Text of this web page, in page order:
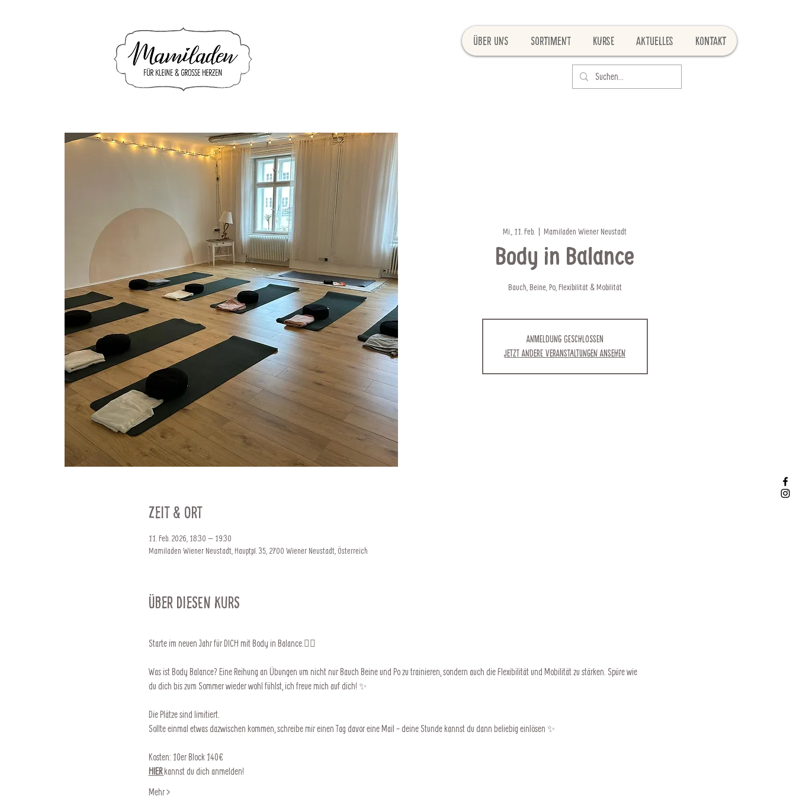
Über uns Sortiment Kurse Aktuelles Kontakt
Mi., 11. Feb.
  |
Mamiladen Wiener Neustadt
Body in Balance
Bauch, Beine, Po, Flexibilität & Mobilität
Anmeldung geschlossen
Jetzt andere Veranstaltungen ansehen
Zeit & Ort
11. Feb. 2026, 18:30 – 19:30
Mamiladen Wiener Neustadt, Hauptpl. 35, 2700 Wiener Neustadt, Österreich
Über diesen Kurs
Starte im neuen Jahr für DICH mit Body in Balance.❤️‍🔥
Was ist Body Balance? Eine Reihung an Übungen um nicht nur Bauch Beine und Po zu trainieren, sondern auch die Flexibilität und Mobilität zu stärken. Spüre wie
du dich bis zum Sommer wieder wohl fühlst, ich freue mich auf dich! ✨
Die Plätze sind limitiert.
Sollte einmal etwas dazwischen kommen, schreibe mir einen Tag davor eine Mail - deine Stunde kannst du dann beliebig einlösen ✨
Kosten: 10er Block 140€
HIER kannst du dich anmelden!
Mehr >